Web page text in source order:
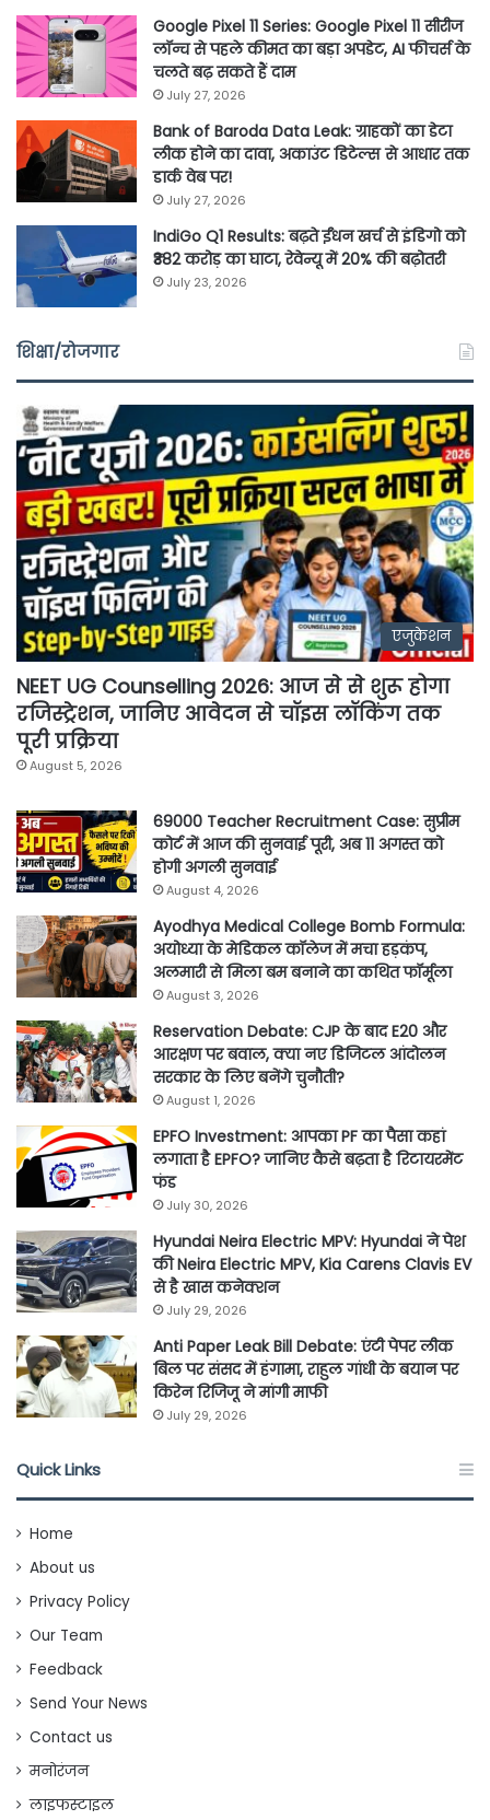
Google Pixel 11 Series: Google Pixel 11 सीरीज
लॉन्च से पहले कीमत का बड़ा अपडेट, AI फीचर्स के
चलते बढ़ सकते हैं दाम
July 27, 2026
Bank of Baroda Data Leak: ग्राहकों का डेटा
लीक होने का दावा, अकाउंट डिटेल्स से आधार तक
डार्क वेब पर!
July 27, 2026
IndiGo Q1 Results: बढ़ते ईंधन खर्च से इंडिगो को
₹382 करोड़ का घाटा, रेवेन्यू में 20% की बढ़ोतरी
July 23, 2026
शिक्षा/रोजगार
एजुकेशन
NEET UG Counselling 2026: आज से से शुरू होगा
रजिस्ट्रेशन, जानिए आवेदन से चॉइस लॉकिंग तक
पूरी प्रक्रिया
August 5, 2026
69000 Teacher Recruitment Case: सुप्रीम
कोर्ट में आज की सुनवाई पूरी, अब 11 अगस्त को
होगी अगली सुनवाई
August 4, 2026
Ayodhya Medical College Bomb Formula:
अयोध्या के मेडिकल कॉलेज में मचा हड़कंप,
अलमारी से मिला बम बनाने का कथित फॉर्मूला
August 3, 2026
Reservation Debate: CJP के बाद E20 और
आरक्षण पर बवाल, क्या नए डिजिटल आंदोलन
सरकार के लिए बनेंगे चुनौती?
August 1, 2026
EPFO Investment: आपका PF का पैसा कहां
लगाता है EPFO? जानिए कैसे बढ़ता है रिटायरमेंट
फंड
July 30, 2026
Hyundai Neira Electric MPV: Hyundai ने पेश
की Neira Electric MPV, Kia Carens Clavis EV
से है खास कनेक्शन
July 29, 2026
Anti Paper Leak Bill Debate: एंटी पेपर लीक
बिल पर संसद में हंगामा, राहुल गांधी के बयान पर
किरेन रिजिजू ने मांगी माफी
July 29, 2026
Quick Links
Home
About us
Privacy Policy
Our Team
Feedback
Send Your News
Contact us
मनोरंजन
लाइफस्टाइल